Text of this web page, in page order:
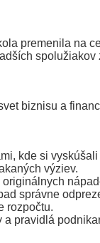
premenila na
spolužiakov
biznisu a
kde si
výziev.
správne
rozpočtu.
pravidlá